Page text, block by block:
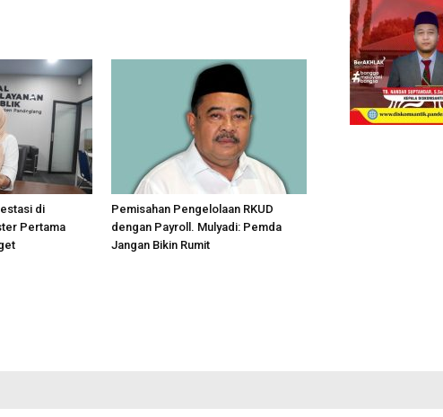
di
Pertama
Pemisahan Pengelolaan RKUD
dengan Payroll. Mulyadi: Pemda
Jangan Bikin Rumit